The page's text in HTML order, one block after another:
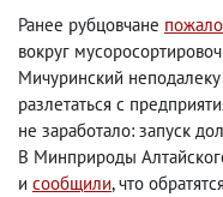
Ранее рубцовчане
вокруг
Мичуринский
разлетаться с
не заработало: запуск
В Минприроды
и сообщили, что